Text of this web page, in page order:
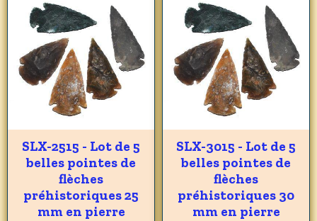
SLX-2515 - Lot de 5
belles pointes de
flèches
préhistoriques 25
mm en pierre
SLX-3015 - Lot de 5
belles pointes de
flèches
préhistoriques 30
mm en pierre